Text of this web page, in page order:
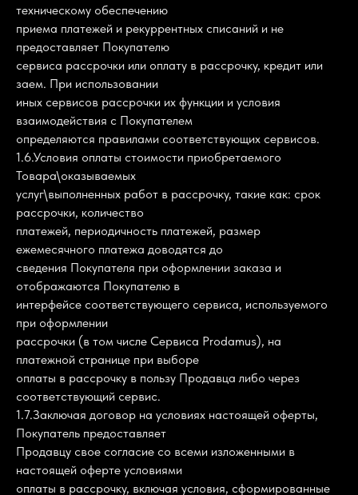
техническому обеспечению
приема платежей и рекуррентных списаний и не
предоставляет Покупателю
сервиса рассрочки или оплату в рассрочку, кредит или
заем. При использовании
иных сервисов рассрочки их функции и условия
взаимодействия с Покупателем
определяются правилами соответствующих сервисов.
1.6.Условия оплаты стоимости приобретаемого
Товара\оказываемых
услуг\выполненных работ в рассрочку, такие как: срок
рассрочки, количество
платежей, периодичность платежей, размер
ежемесячного платежа доводятся до
сведения Покупателя при оформлении заказа и
отображаются Покупателю в
интерфейсе соответствующего сервиса, используемого
при оформлении
рассрочки (в том числе Сервиса Prodamus), на
платежной странице при выборе
оплаты в рассрочку в пользу Продавца либо через
соответствующий сервис.
1.7.Заключая договор на условиях настоящей оферты,
Покупатель предоставляет
Продавцу свое согласие со всеми изложенными в
настоящей оферте условиями
оплаты в рассрочку, включая условия, сформированные